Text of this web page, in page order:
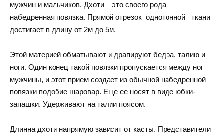
мужчин и мальчиков. Дхоти – это своего рода
набедренная повязка. Прямой отрезок однотонной ткани
достигает в длину от 2м до 5м.
Этой материей обматывают и драпируют бедра, талию и
ноги. Один конец такой повязки пропускается между ног
мужчины, и этот прием создает из обычной набедренной
повязки подобие шаровар. Еще ее носят в виде юбки-
запашки. Удерживают на талии поясом.
Длинна дхоти напрямую зависит от касты. Представители